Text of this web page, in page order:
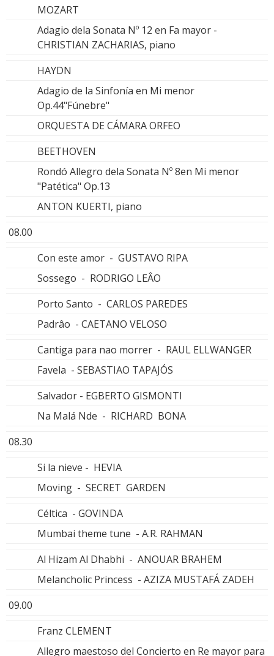
MOZART
Adagio dela Sonata Nº 12 en Fa mayor -
CHRISTIAN ZACHARIAS, piano
HAYDN
Adagio de la Sinfonía en Mi menor
Op.44"Fúnebre"
ORQUESTA DE CÁMARA ORFEO
BEETHOVEN
Rondó Allegro dela Sonata Nº 8en Mi menor
"Patética" Op.13
ANTON KUERTI, piano
08.00
Con este amor - GUSTAVO RIPA
Sossego - RODRIGO LEÂO
Porto Santo - CARLOS PAREDES
Padrâo - CAETANO VELOSO
Cantiga para nao morrer - RAUL ELLWANGER
Favela - SEBASTIAO TAPAJÓS
Salvador - EGBERTO GISMONTI
Na Malá Nde - RICHARD BONA
08.30
Si la nieve - HEVIA
Moving - SECRET GARDEN
Céltica - GOVINDA
Mumbai theme tune - A.R. RAHMAN
Al Hizam Al Dhabhi - ANOUAR BRAHEM
Melancholic Princess - AZIZA MUSTAFÁ ZADEH
09.00
Franz CLEMENT
Allegro maestoso del Concierto en Re mayor para